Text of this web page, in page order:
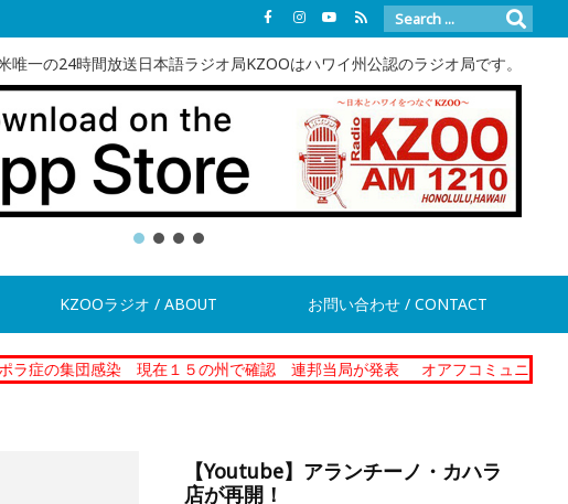
唯一の24時間放送日本語ラジオ局KZOOはハワイ州公認のラジオ局です。
KZOOラジオ / ABOUT お問い合わせ / CONTACT
染 現在１５の州で確認 連邦当局が発表 オアフコミュニティーコレクショ
【Youtube】アランチーノ・カハラ
店が再開！